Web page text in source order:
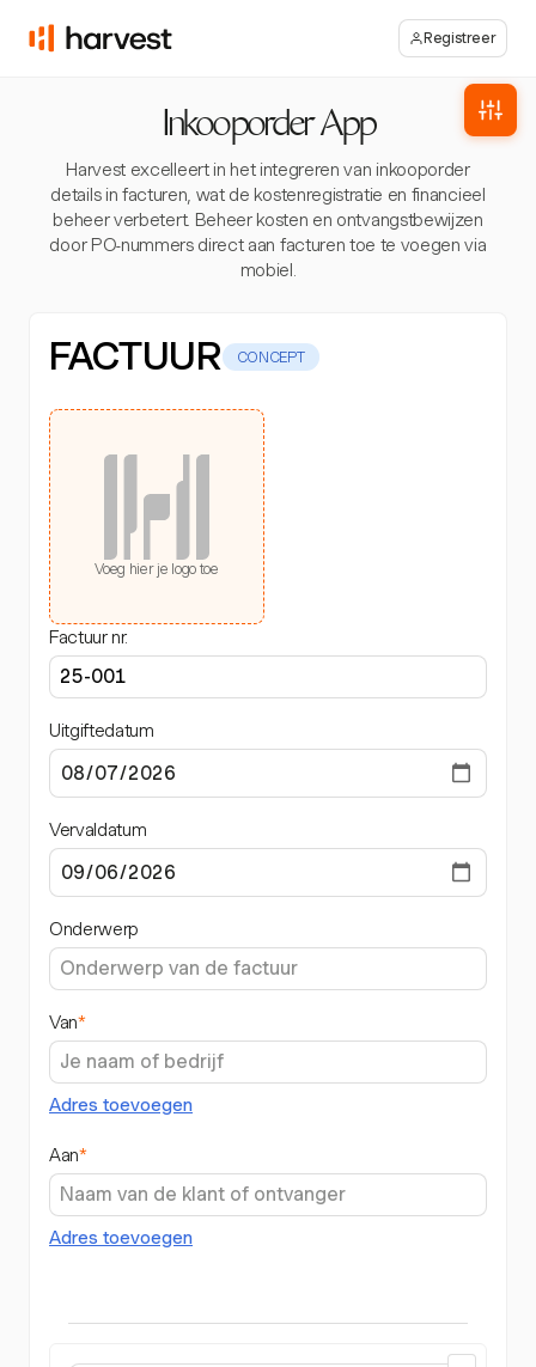
Registreer
Inkooporder App
Harvest excelleert in het integreren van inkooporder
details in facturen, wat de kostenregistratie en financieel
beheer verbetert. Beheer kosten en ontvangstbewijzen
door PO-nummers direct aan facturen toe te voegen via
mobiel.
FACTUUR CONCEPT
Voeg hier je logo toe
Factuur nr.
Uitgiftedatum
Vervaldatum
Onderwerp
Van*
Adres toevoegen
Aan*
Adres toevoegen